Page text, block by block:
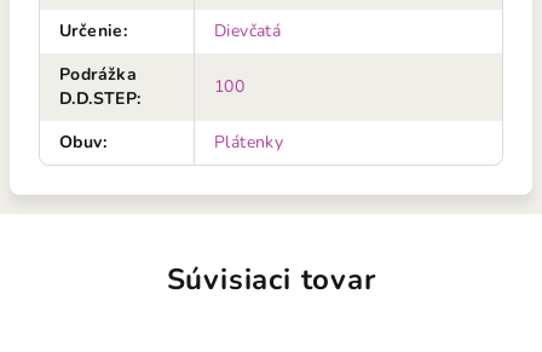
Určenie:
Dievčatá
Podrážka
D.D.STEP:
100
Obuv: Plátenky
Súvisiaci tovar